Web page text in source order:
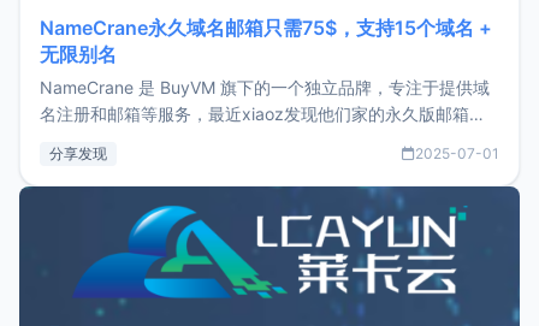
NameCrane永久域名邮箱只需75$，支持15个域名 +
无限别名
NameCrane 是 BuyVM 旗下的一个独立品牌，专注于提供域
名注册和邮箱等服务，最近xiaoz发现他们家的永久版邮箱服
又实惠的域名邮箱，不妨尝试一下 NameCrane。注册
NameCraneNameCrane不支持直接注册，必须要购买
分享发现 2025-07-01